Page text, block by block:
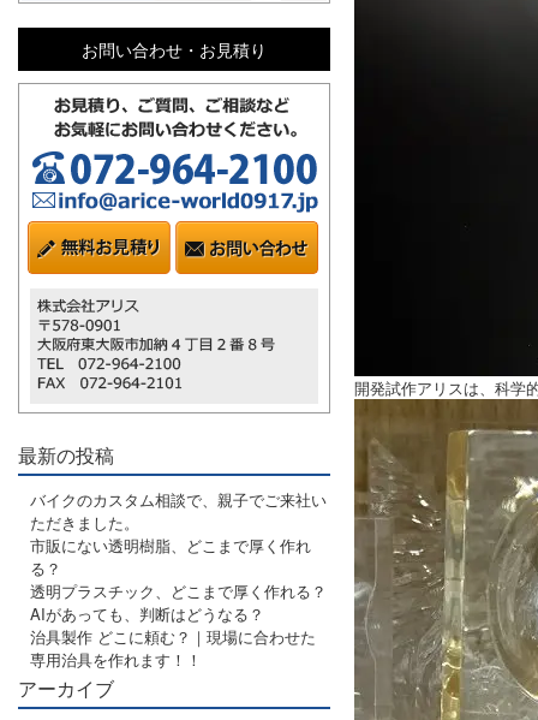
開発試作アリスは、科学
お問い合わせ・お見積り
最新の投稿
バイクのカスタム相談で、親子でご来社い
ただきました。
市販にない透明樹脂、どこまで厚く作れ
る？
透明プラスチック、どこまで厚く作れる？
AIがあっても、判断はどうなる？
治具製作 どこに頼む？｜現場に合わせた
専用治具を作れます！！
アーカイブ